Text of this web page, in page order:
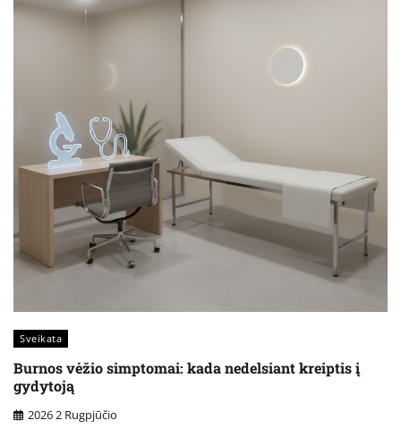
Sveikata
Burnos vėžio simptomai: kada nedelsiant kreiptis į
gydytoją
2026 2 Rugpjūčio